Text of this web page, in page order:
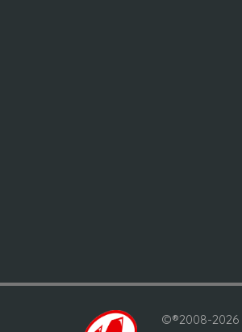
©®2008-2026